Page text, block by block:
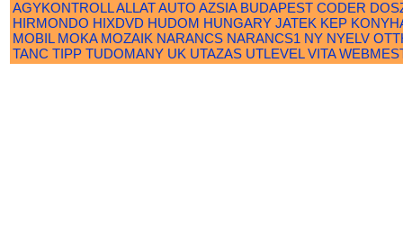
AGYKONTROLLALLATAUTO AZSIA BUDAPEST CODER
HIRMONDO HIXDVD HUDOM HUNGARY JATEK KEP
MOBIL MOKA MOZAIK NARANCS NARANCS1 NY NYELV
TANC TIPP TUDOMANY UK UTAZAS UTLEVEL VITA